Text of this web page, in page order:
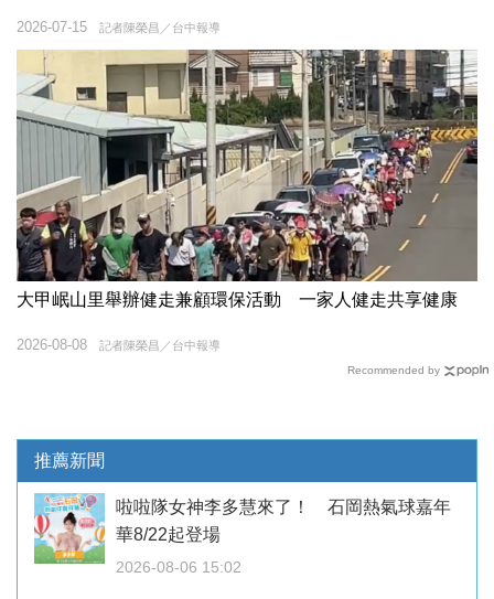
記者陳榮昌／台中報導
2026-07-15
大甲岷山里舉辦健走兼顧環保活動 一家人健走共享健康
記者陳榮昌／台中報導
2026-08-08
Recommended by
推薦新聞
啦啦隊女神李多慧來了！ 石岡熱氣球嘉年
華8/22起登場
2026-08-06 15:02